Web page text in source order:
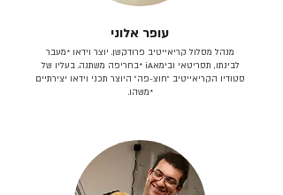
עופר אלוני
מנהל מסלול קריאייטיב פרודקשן. יוצר וידאו *מעבר
לבינתו, תסריטאי וב​ימאiA‎ *בחריפה משתנה. בעליו של
סטודיו הקריאייטיב ״חוצ-פה״ היוצר תכני וידאו יצירתיים
*משהו.